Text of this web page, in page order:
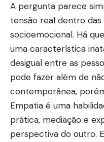
A pergunta parece
tensão real dentro
socioemocional. Há
uma característica
desigual entre as
pode fazer além de
contemporânea,
Empatia é uma
prática, mediação e
perspectiva do outro.